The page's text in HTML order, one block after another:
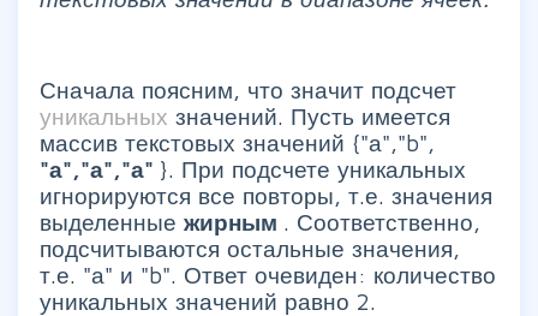
Сначала поясним, что значит подсчет
уникальных значений. Пусть имеется
массив текстовых значений {"а","b",
"а","а","а" }. При подсчете уникальных
игнорируются все повторы, т.е. значения
выделенные жирным . Соответственно,
подсчитываются остальные значения,
т.е. "а" и "b". Ответ очевиден: количество
уникальных значений равно 2.